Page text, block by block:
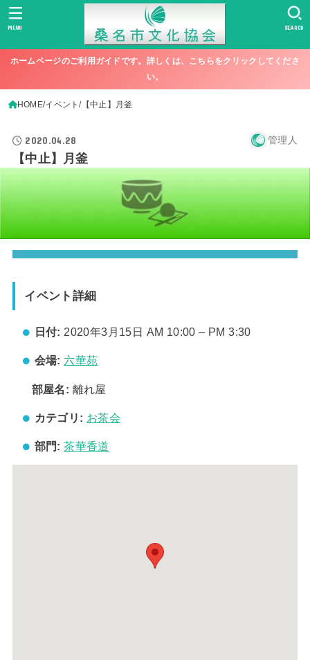
SEARCH
MENU
ホームページのご利用ガイドです。詳しくは、こちらをクリックしてくださ
い。
HOME イベント 【中止】月釜
2020.04.28 管理人
【中止】月釜
イベント詳細
日付: 2020年3月15日 AM 10:00 – PM 3:30
会場: 六華苑
部屋名: 離れ屋
カテゴリ: お茶会
部門: 茶華香道